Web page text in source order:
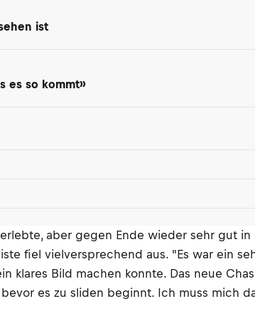
ist
es so kommt»
aber gegen Ende wieder sehr gut
fiel vielversprechend aus. "Es war ein
klares Bild machen konnte. Das neue
es zu sliden beginnt. Ich muss mich